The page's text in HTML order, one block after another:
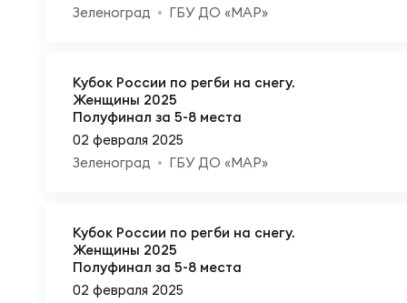
Зеленоград
ГБУ ДО «МАР»
Кубок России по регби на снегу.
Женщины 2025
Полуфинал за 5-8 места
02 февраля 2025
Зеленоград
ГБУ ДО «МАР»
Кубок России по регби на снегу.
Женщины 2025
Полуфинал за 5-8 места
02 февраля 2025